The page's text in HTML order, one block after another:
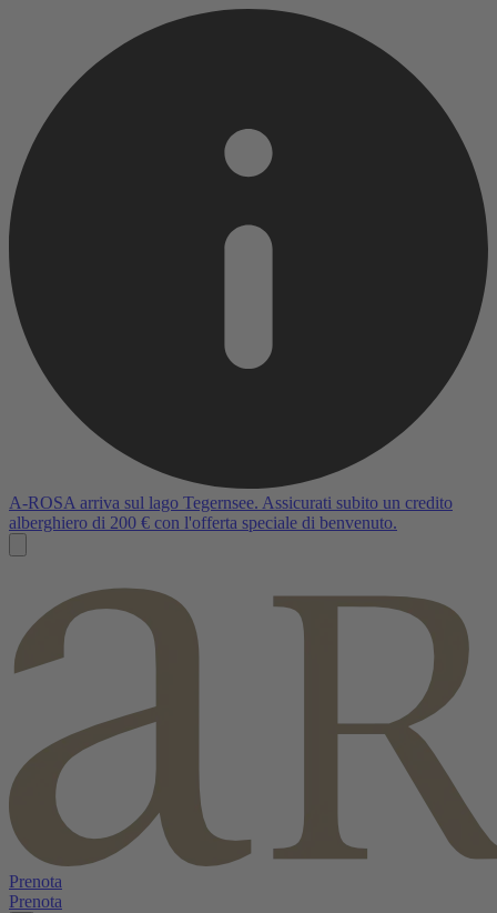
A-ROSA arriva sul lago Tegernsee. Assicurati subito un credito
alberghiero di 200 € con l'offerta speciale di benvenuto.
Prenota
Prenota